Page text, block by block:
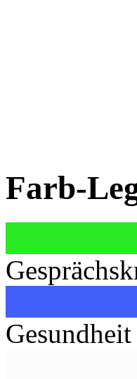
Farb-